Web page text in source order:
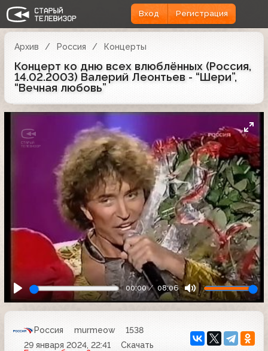
Вход Регистрация
Архив Россия Концерты
Концерт ко дню всех влюблённых (Россия,
14.02.2003) Валерий Леонтьев - “Шери”,
“Вечная любовь”
00:00 08:06
Россия murmeow
1538
29 января 2024, 22:41
Скачать